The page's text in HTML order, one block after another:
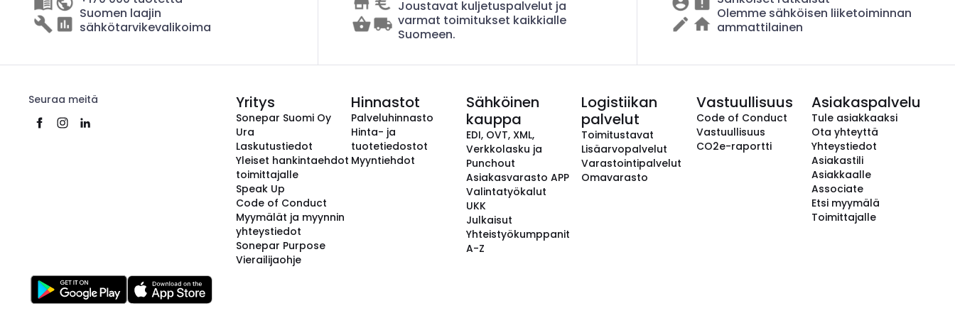
Suomen laajin
sähkötarvikevalikoima
Joustavat kuljetuspalvelut ja
varmat toimitukset kaikkialle
Suomeen.
Olemme sähköisen liiketoiminnan
ammattilainen
Seuraa meitä Yritys
Sonepar Suomi Oy
Ura
Laskutustiedot
Yleiset hankintaehdot
toimittajalle
Speak Up
Code of Conduct
Myymälät ja myynnin
yhteystiedot
Sonepar Purpose
Vierailijaohje
Hinnastot
Palveluhinnasto
Hinta- ja
tuotetiedostot
Myyntiehdot
Sähköinen
kauppa
EDI, OVT, XML,
Verkkolasku ja
Punchout
Asiakasvarasto APP
Valintatyökalut
UKK
Julkaisut
Yhteistyökumppanit
A-Z
Logistiikan
palvelut
Toimitustavat
Lisäarvopalvelut
Varastointipalvelut
Omavarasto
Vastuullisuus
Code of Conduct
Vastuullisuus
CO2e-raportti
Asiakaspalvelu
Tule asiakkaaksi
Ota yhteyttä
Yhteystiedot
Asiakastili
Asiakkaalle
Associate
Etsi myymälä
Toimittajalle